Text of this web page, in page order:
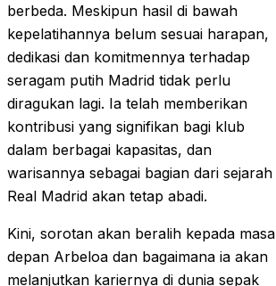
berbeda. Meskipun hasil di bawah
kepelatihannya belum sesuai harapan,
dedikasi dan komitmennya terhadap
seragam putih Madrid tidak perlu
diragukan lagi. Ia telah memberikan
kontribusi yang signifikan bagi klub
dalam berbagai kapasitas, dan
warisannya sebagai bagian dari sejarah
Real Madrid akan tetap abadi.
Kini, sorotan akan beralih kepada masa
depan Arbeloa dan bagaimana ia akan
melanjutkan kariernya di dunia sepak